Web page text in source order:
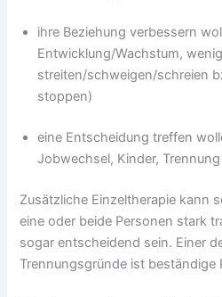
ihre Beziehung verbessern
Entwicklung/Wachstum,
streiten/schweigen/schreien
stoppen)
eine Entscheidung treffen
Jobwechsel, Kinder,
Zusätzliche Einzeltherapie kann
eine oder beide Personen stark
sogar entscheidend sein. Einer
Trennungsgründe ist beständige